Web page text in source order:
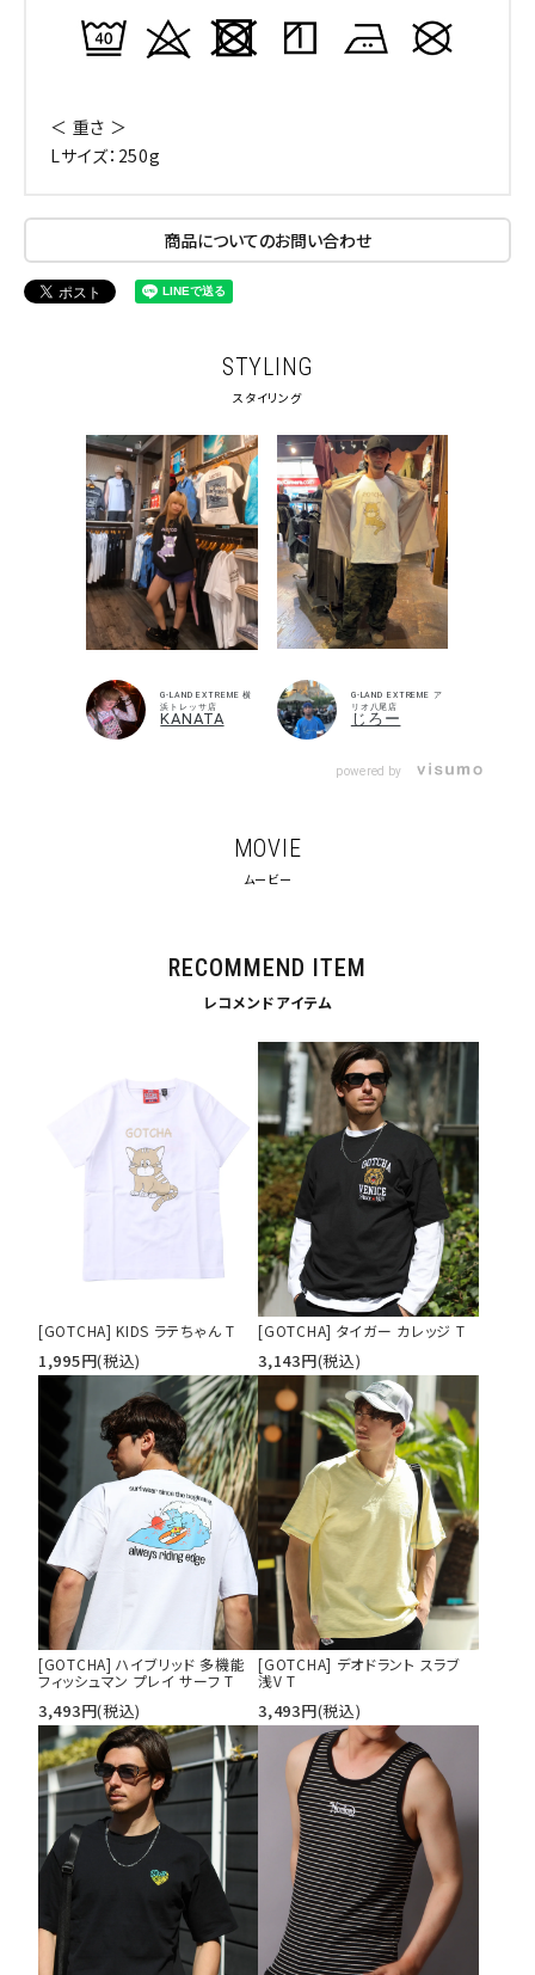
円 ～ 円
並び順
サイズ
S
M
L
XL
XXL
XXXL
29inc
30inc
32inc
34inc
36inc
38inc
40inc
KIDS
カラー
＜ 重さ ＞
Lサイズ：250g
商品についてのお問い合わせ
STYLING
スタイリング
G-LAND EXTREME 横
浜トレッサ店
KANATA
G-LAND EXTREME ア
リオ八尾店
じろー
powered by
MOVIE
ムービー
RECOMMEND ITEM
レコメンドアイテム
[GOTCHA] KIDS ラテちゃん T
1,995円(税込)
[GOTCHA] タイガー カレッジ T
3,143円(税込)
[GOTCHA] ハイブリッド 多機能
フィッシュマン プレイ サーフ T
3,493円(税込)
[GOTCHA] デオドラント スラブ
浅V T
3,493円(税込)